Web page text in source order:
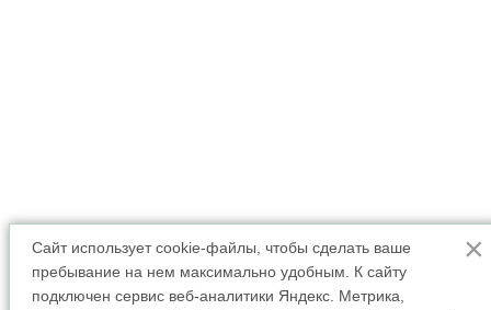
Сайт использует cookie-файлы, чтобы сделать ваше
пребывание на нем максимально удобным. К cайту
подключен сервис веб-аналитики Яндекс. Метрика,
×